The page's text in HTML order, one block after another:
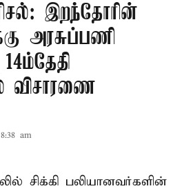
இறந்தோரின்
அரசுப்பணி
விசாரணை
am
சிக்கி பலியானவர்களின்